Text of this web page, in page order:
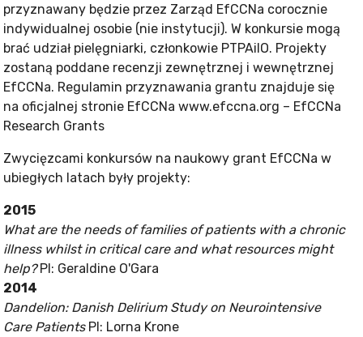
przyznawany będzie przez Zarząd EfCCNa corocznie
indywidualnej osobie (nie instytucji). W konkursie mogą
brać udział pielęgniarki, członkowie PTPAiIO. Projekty
zostaną poddane recenzji zewnętrznej i wewnętrznej
EfCCNa. Regulamin przyznawania grantu znajduje się
na oficjalnej stronie EfCCNa www.efccna.org – EfCCNa
Research Grants
Zwycięzcami konkursów na naukowy grant EfCCNa w
ubiegłych latach były projekty:
2015
What are the needs of families of patients with a chronic
illness whilst in critical care and what resources might
help?PI: Geraldine O'Gara
2014
Dandelion: Danish Delirium Study on Neurointensive
Care PatientsPI: Lorna Krone